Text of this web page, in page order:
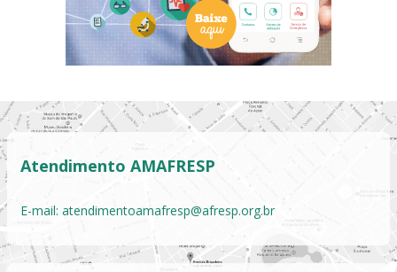
Atendimento AMAFRESP
E-mail: atendimentoamafresp@afresp.org.br